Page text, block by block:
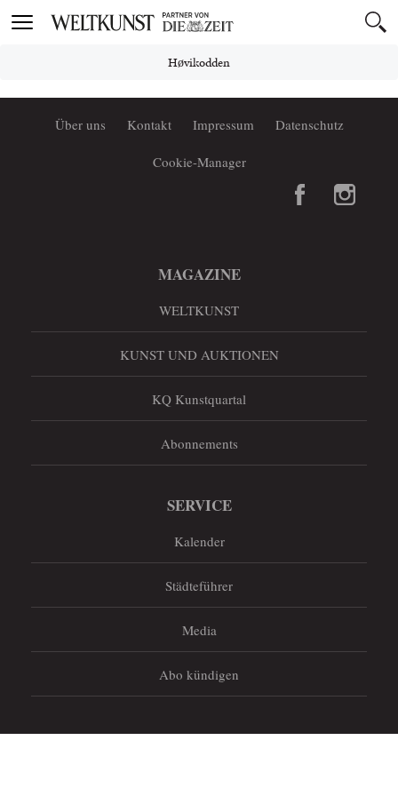
Toggle
Høvikodden
Über uns Kontakt Impressum Datenschutz
Cookie-Manager
MAGAZINE
WELTKUNST
KUNST UND AUKTIONEN
KQ Kunstquartal
Abonnements
SERVICE
Kalender
Städteführer
Media
Abo kündigen